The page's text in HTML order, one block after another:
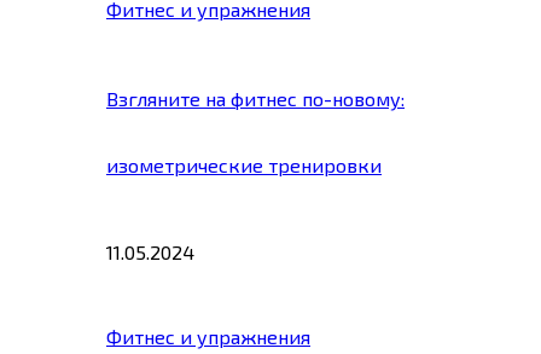
Фитнес и упражнения
Взгляните на фитнес по-новому:
изометрические тренировки
11.05.2024
Фитнес и упражнения